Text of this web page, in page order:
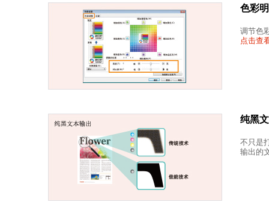
色彩
调节色
点击查
纯黑
不只是
输出的